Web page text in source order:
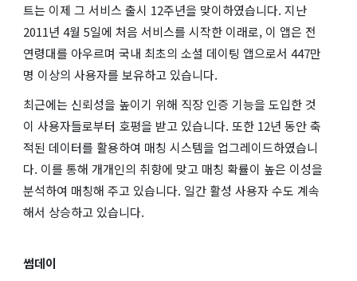
트는 이제 그 서비스 출시 12주년을 맞이하였습니다. 지난
2011년 4월 5일에 처음 서비스를 시작한 이래로, 이 앱은 전
연령대를 아우르며 국내 최초의 소셜 데이팅 앱으로서 447만
명 이상의 사용자를 보유하고 있습니다.
최근에는 신뢰성을 높이기 위해 직장 인증 기능을 도입한 것
이 사용자들로부터 호평을 받고 있습니다. 또한 12년 동안 축
적된 데이터를 활용하여 매칭 시스템을 업그레이드하였습니
다. 이를 통해 개개인의 취향에 맞고 매칭 확률이 높은 이성을
분석하여 매칭해 주고 있습니다. 일간 활성 사용자 수도 계속
해서 상승하고 있습니다.
썸데이